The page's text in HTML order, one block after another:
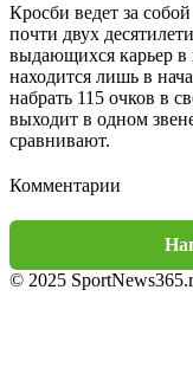
Кросби ведет за
почти двух
выдающихся карьер в
находится лишь в
набрать 115 очков в
выходит в одном
сравнивают.
Комментарии
© 2025